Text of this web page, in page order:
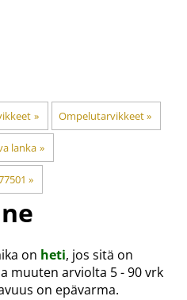
‪» Ompelutarvikkeet‪»
lanka ‪»
‪»
on heti, jos sitä on
muuten arviolta 5 - 90 vrk
on epävarma.